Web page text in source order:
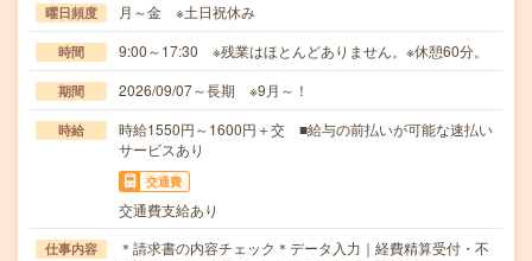
曜日頻度 月～金 ※土日祝休み
時間 9:00～17:30 ※残業はほとんどありません。※休憩60分。
期間 2026/09/07～長期 ※9月～！
時給
時給1550円～1600円＋交 ■給与の前払いが可能な速払い
サービスあり
交通費
交通費支給あり
仕事内容
＊請求書の内容チェック＊データ入力｜経費精算受付・不